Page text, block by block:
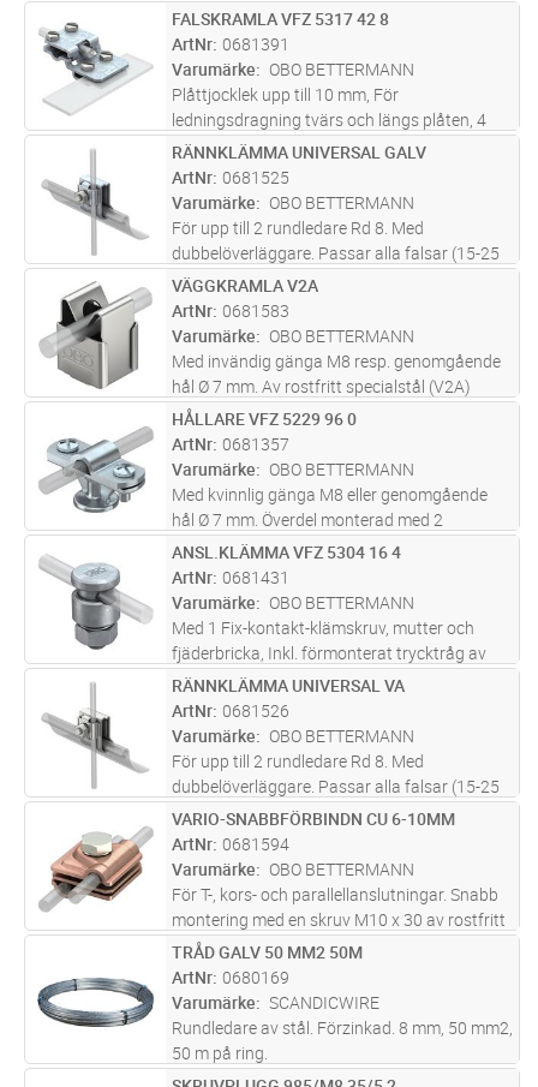
ST Lägg i kundvagn
FALSKRAMLA VFZ 5317 42 8
ArtNr 0681391
Varumärke
OBO BETTERMANN
Plåttjocklek upp till 10 mm, För
ledningsdragning tvärs och längs plåten, 4
sexkantsskruvar M6 x 16. Motsvarar kraven
enligt SS EN 62305 (IEC 62305)
ST Lägg i kundvagn
RÄNNKLÄMMA UNIVERSAL GALV
ArtNr 0681525
Varumärke
OBO BETTERMANN
För upp till 2 rundledare Rd 8. Med
dubbelöverläggare. Passar alla falsar (15-25
mm). Med 1 flatskruv M10 x 45. Skruv och
mutter av VA-specialstål. Med fjäder för
förfixering på takrännan. Godkänd en
mer
ST Lägg i kundvagn
VÄGGKRAMLA V2A
ArtNr 0681583
Varumärke
OBO BETTERMANN
Med invändig gänga M8 resp. genomgående
hål Ø 7 mm. Av rostfritt specialstål (V2A)
ST Lägg i kundvagn
HÅLLARE VFZ 5229 96 0
ArtNr 0681357
Varumärke
OBO BETTERMANN
Med kvinnlig gänga M8 eller genomgående
hål Ø 7 mm. Överdel monterad med 2
sexkantiga bultar. Version HD med träskruvar
(5 x 60) och plastdockor (8 x 40)
ST Lägg i kundvagn
ANSL.KLÄMMA VFZ 5304 16 4
ArtNr 0681431
Varumärke
OBO BETTERMANN
Med 1 Fix-kontakt-klämskruv, mutter och
fjäderbricka, Inkl. förmonterat trycktråg av
stål. Motsvarar kraven enligt SS EN IEC 62305
ST Lägg i kundvagn
RÄNNKLÄMMA UNIVERSAL VA
ArtNr 0681526
Varumärke
OBO BETTERMANN
För upp till 2 rundledare Rd 8. Med
dubbelöverläggare. Passar alla falsar (15-25
mm). Med 1 flatskruv M10 x 45. Skruv och
mutter av VA-specialstål. Med fjäder för
förfixering på takrännan. Godkänd en
mer
ST Lägg i kundvagn
VARIO-SNABBFÖRBINDN CU 6-10MM
ArtNr 0681594
Varumärke
OBO BETTERMANN
För T-, kors- och parallellanslutningar. Snabb
montering med en skruv M10 x 30 av rostfritt
specialstål. Motsvarar kraven enligt SS EN
62305
M Lägg i kundvagn
TRÅD GALV 50 MM2 50M
ArtNr 0680169
Varumärke
SCANDICWIRE
Rundledare av stål. Förzinkad. 8 mm, 50 mm2,
50 m på ring.